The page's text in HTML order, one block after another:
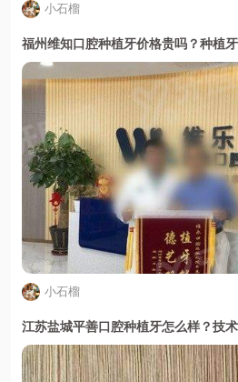
小石榴
小石榴